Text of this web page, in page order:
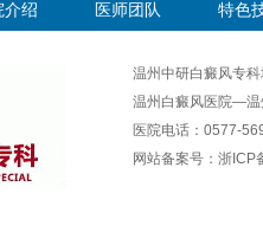
介绍 医师团队 特色
温州中研白癜风专
温州白癜风医院—温
医院电话：0577-
网站备案号： 浙ICP